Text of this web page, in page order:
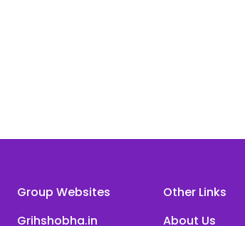
Group Websites
Grihshobha.in
Other Links
About Us